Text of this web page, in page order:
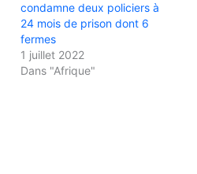
condamne deux policiers à
24 mois de prison dont 6
fermes
1 juillet 2022
Dans "Afrique"